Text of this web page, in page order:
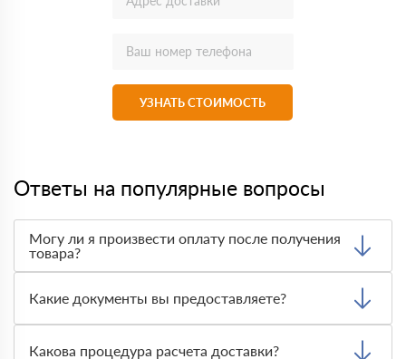
УЗНАТЬ СТОИМОСТЬ
Ответы на популярные вопросы
Могу ли я произвести оплату после получения
товара?
Тем не менее, если качество полученных вами товаров
неприемлемо, вы можете отказаться от них.
Какие документы вы предоставляете?
как сертификаты подлинности, удостоверения качества
Какова процедура расчета доставки?